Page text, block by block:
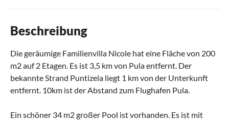
Beschreibung
Die geräumige Familienvilla Nicole hat eine Fläche von 200
m2 auf 2 Etagen. Es ist 3,5 km von Pula entfernt. Der
bekannte Strand Puntizela liegt 1 km von der Unterkunft
entfernt. 10km ist der Abstand zum Flughafen Pula.
Ein schöner 34 m2 großer Pool ist vorhanden. Es ist mit